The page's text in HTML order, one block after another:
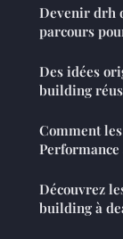
Devenir drh
parcours
Des idées
building
Comment
Découvrez
building à